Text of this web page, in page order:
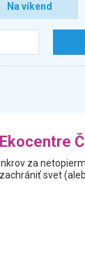
Na víkend
za
svet